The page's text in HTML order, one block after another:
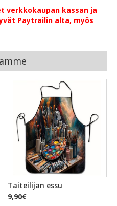
verkkokaupan kassan ja
Paytrailin alta, myös
Taiteilijan essu
9,90€